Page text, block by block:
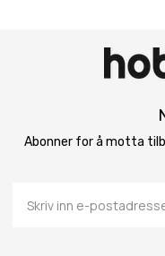
Abonner for å motta